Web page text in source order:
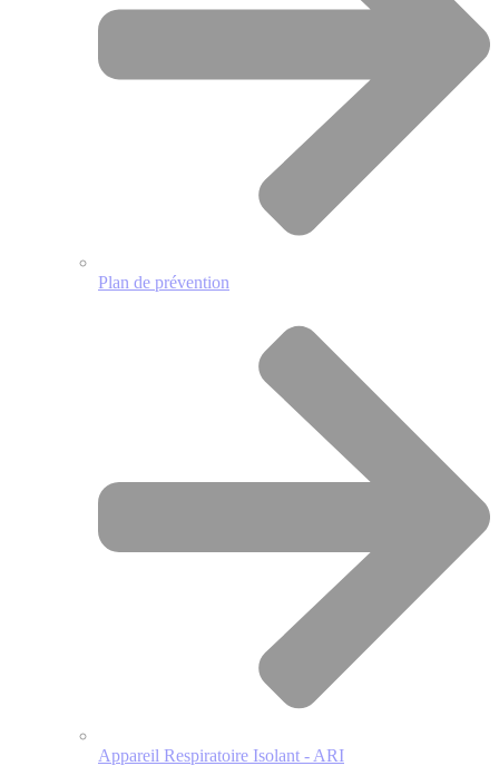
Plan de prévention
Appareil Respiratoire Isolant - ARI